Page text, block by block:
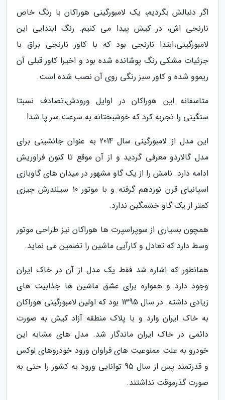
اگر دنبالش بگردیم، یک لامبورگینی هوراکان با رنگ خاص
نارنجی اش، در کیش پیدا می کنیم. رنگ ابتدایی این
لامبورگینی،ابتدا نارنجی بود که با کاور نارنجی براق با
جزئیات مشکی رنگ پوشانده شده بود و اخیرا کاور قبلی آن
ریموو شده و کاور سبز رنگی روی آن نصب شده است.
متاسفانه این هوراکان در اوایل ورودش،تصادف نسبتا
سنگینی را تجربه کرد که خوشبختانه به سرعت سر پا شد!
این مدل از لامبورگینی سال 2014 به عنوان جانشینی برای
مدل گالاردو معرفی گردید و از آن موقع تا کنون فراوریش
ادامه دارد. نامش را از یک گاو مشهور در میدان های گاوبازی
اسپانیای قرن نوزدهم گرفته و با موتور 10 سیلندرش چیزی
کمتر از یک گاو خشمگین ندارد.
همچون بسیاری از سوپراسپرت ها هوراکان نیز طراحی موتور
وسط دارد که تعادل و کارآیی ماشین را تضمین می نماید.
همانطور که اشاره شد فقط یک مدل از آن در خاک ایران
وجود دارد و همواره برای عشق ماشین ها جذابیت های
زیادی داشته. در سال 1395 بود که اولین لامبورگینی هوراکان
به خاک ایران وارد و با پلاک منطقه آزاد کیش به صورت
دائمی در خاک ایران ماندگار شد. مدل های مشابه این
خودرو به علت ممنوعیت های فراوان ورود خودروهای لوکس
و قدرتمند پس از سال 95 توانایی ورود به کشور را حتی به
صورت گذرموقت نداشتند.